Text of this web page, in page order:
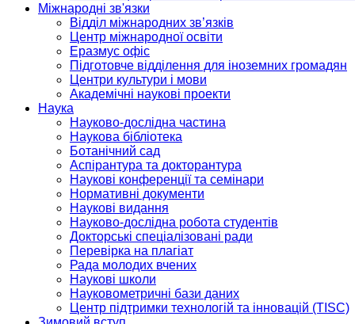
Міжнародні зв'язки
Відділ міжнародних зв’язків
Центр міжнародної освіти
Еразмус офіс
Підготовче відділення для іноземних громадян
Центри культури і мови
Академічні наукові проекти
Наука
Науково-дослідна частина
Наукова бібліотека
Ботанічний сад
Аспірантура та докторантура
Наукові конференції та семінари
Нормативні документи
Наукові видання
Науково-дослідна робота студентів
Докторські спеціалізовані ради
Перевірка на плагіат
Рада молодих вчених
Наукові школи
Науковометричні бази даних
Центр підтримки технологій та інновацій (TISC)